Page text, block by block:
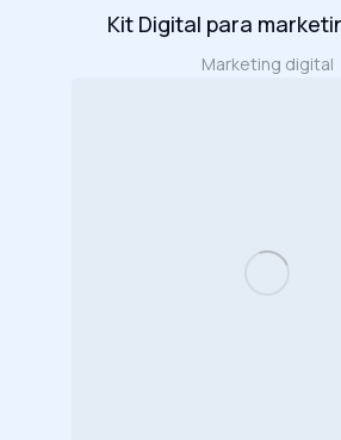
Kit Digital para
Marketing digital